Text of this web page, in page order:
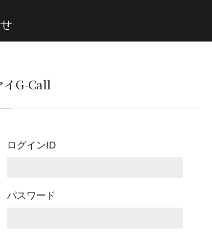
イG-Call
ログインID
パスワード